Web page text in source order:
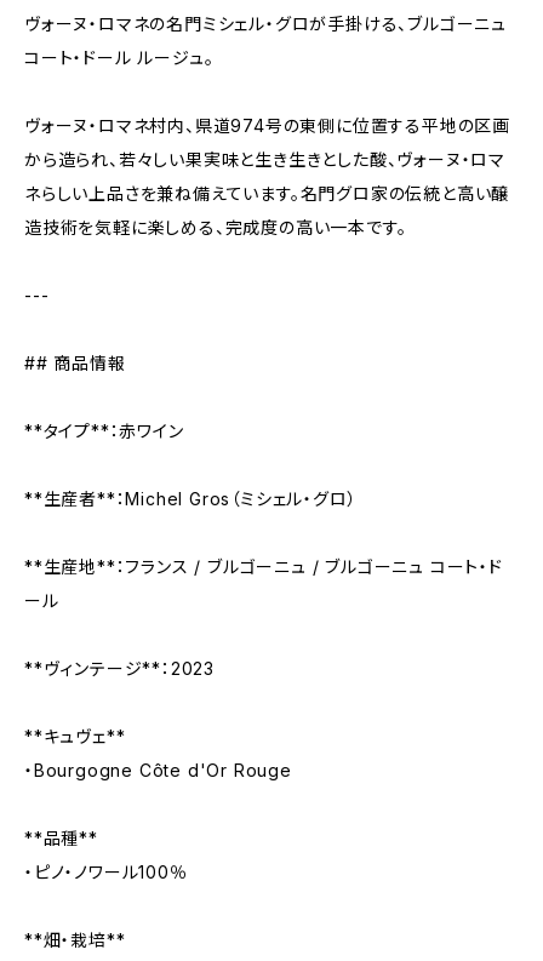
ヴォーヌ・ロマネの名門ミシェル・グロが手掛ける、ブルゴーニュ
コート・ドール ルージュ。
ヴォーヌ・ロマネ村内、県道974号の東側に位置する平地の区画
から造られ、若々しい果実味と生き生きとした酸、ヴォーヌ・ロマ
ネらしい上品さを兼ね備えています。名門グロ家の伝統と高い醸
造技術を気軽に楽しめる、完成度の高い一本です。
---
## 商品情報
**タイプ**：赤ワイン
**生産者**：Michel Gros（ミシェル・グロ）
**生産地**：フランス / ブルゴーニュ / ブルゴーニュ コート・ド
ール
**ヴィンテージ**：2023
**キュヴェ**
・Bourgogne Côte d'Or Rouge
**品種**
・ピノ・ノワール100％
**畑・栽培**